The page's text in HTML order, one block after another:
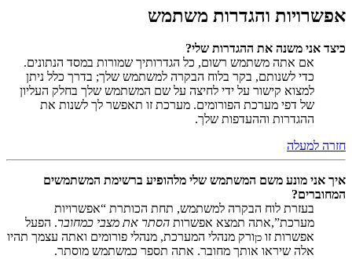
אפשרויות והגדרות משתמש
כיצד אני משנה את ההגדרות שלי?
אם אתה משתמש רשום, כל הגדרותיך שמורות במסד הנתונים.
כדי לשנותם, בקר בלוח הבקרה למשתמש שלך; בדרך כלל ניתן
למצוא קישור על ידי לחיצה על שם המשתמש שלך בחלק העליון
של דפי מערכת הפורומים. מערכת זו תאפשר לך לשנות את
ההגדרות וההעדפות שלך.
חזרה למעלה
איך אני מונע משם המשתמש שלי מלהופיע ברשימת המשתמשים
המחוברים?
בעזרת לוח הבקרה למשתמש, תחת הכותרת “אפשרויות
מערכת”,אתה תמצא אפשרות הסתר את מצבי כמחובר. הפעל
אפשרות זו כןורק מנהלי המערכת, מנהלי פורומים ואתה עצמך תהיו
אלה שיראו אותך מחובר. אתה תספר כמשתמש מוסתר.